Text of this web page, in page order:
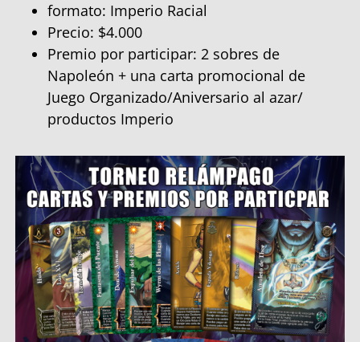
formato: Imperio Racial
Precio: $4.000
Premio por participar: 2 sobres de
Napoleón + una carta promocional de
Juego Organizado/Aniversario al azar/
productos Imperio